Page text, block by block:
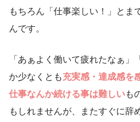
もちろん「仕事楽しい！」とま
んです。
「あぁよく働いて疲れたなぁ」
か少なくとも充実感・達成感を
仕事なんか続ける事は難しいも
もしれませんが、またすぐに辞